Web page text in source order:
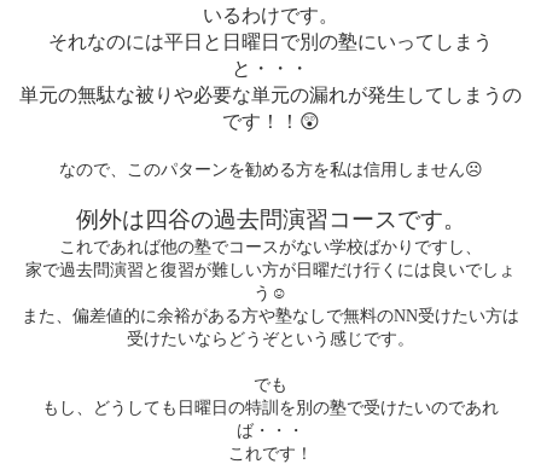
いるわけです。
それなのには平日と日曜日で別の塾にいってしまう
と・・・
単元の無駄な被りや必要な単元の漏れが発生してしまうの
です！！ 😲
なので、このパターンを勧める方を私は信用しません☹
例外は四谷の過去問演習コースです。
これであれば他の塾でコースがない学校ばかりですし、
家で過去問演習と復習が難しい方が日曜だけ行くには良いでしょ
う ☺
また、偏差値的に余裕がある方や塾なしで無料のNN受けたい方は
受けたいならどうぞという感じです。
でも
もし、どうしても日曜日の特訓を別の塾で受けたいのであれ
ば・・・
これです！